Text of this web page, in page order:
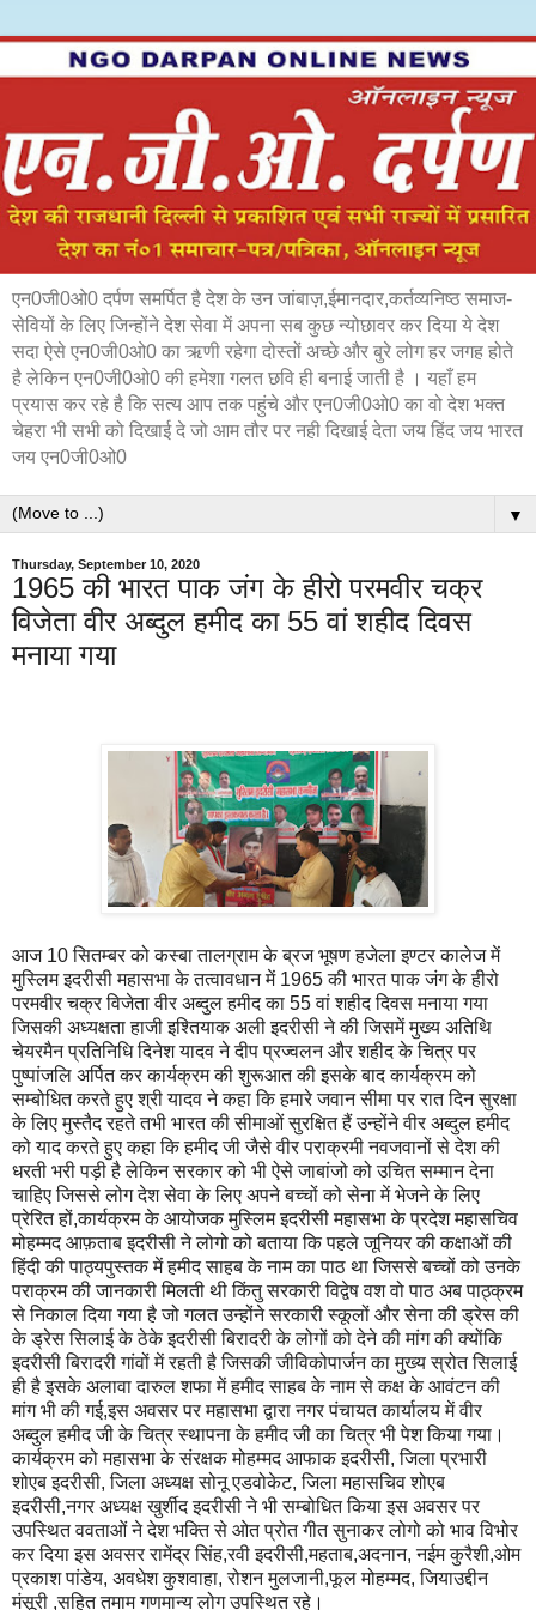
एन0जी0ओ0 दर्पण समर्पित है देश के उन जांबाज़,ईमानदार,कर्तव्यनिष्ठ समाज-
सेवियों के लिए जिन्होंने देश सेवा में अपना सब कुछ न्योछावर कर दिया ये देश
सदा ऐसे एन0जी0ओ0 का ऋणी रहेगा दोस्तों अच्छे और बुरे लोग हर जगह होते
है लेकिन एन0जी0ओ0 की हमेशा गलत छवि ही बनाई जाती है । यहाँ हम
प्रयास कर रहे है कि सत्य आप तक पहुंचे और एन0जी0ओ0 का वो देश भक्त
चेहरा भी सभी को दिखाई दे जो आम तौर पर नही दिखाई देता जय हिंद जय भारत
जय एन0जी0ओ0
▼
Thursday, September 10, 2020
1965 की भारत पाक जंग के हीरो परमवीर चक्र
विजेता वीर अब्दुल हमीद का 55 वां शहीद दिवस
मनाया गया
आज 10 सितम्बर को कस्बा तालग्राम के ब्रज भूषण हजेला इण्टर कालेज में
मुस्लिम इदरीसी महासभा के तत्वावधान में 1965 की भारत पाक जंग के हीरो
परमवीर चक्र विजेता वीर अब्दुल हमीद का 55 वां शहीद दिवस मनाया गया
जिसकी अध्यक्षता हाजी इश्तियाक अली इदरीसी ने की जिसमें मुख्य अतिथि
चेयरमैन प्रतिनिधि दिनेश यादव ने दीप प्रज्वलन और शहीद के चित्र पर
पुष्पांजलि अर्पित कर कार्यक्रम की शुरूआत की इसके बाद कार्यक्रम को
सम्बोधित करते हुए श्री यादव ने कहा कि हमारे जवान सीमा पर रात दिन सुरक्षा
के लिए मुस्तैद रहते तभी भारत की सीमाओं सुरक्षित हैं उन्होंने वीर अब्दुल हमीद
को याद करते हुए कहा कि हमीद जी जैसे वीर पराक्रमी नवजवानों से देश की
धरती भरी पड़ी है लेकिन सरकार को भी ऐसे जाबांजो को उचित सम्मान देना
चाहिए जिससे लोग देश सेवा के लिए अपने बच्चों को सेना में भेजने के लिए
प्रेरित हों,कार्यक्रम के आयोजक मुस्लिम इदरीसी महासभा के प्रदेश महासचिव
मोहम्मद आफ़ताब इदरीसी ने लोगो को बताया कि पहले जूनियर की कक्षाओं की
हिंदी की पाठ्यपुस्तक में हमीद साहब के नाम का पाठ था जिससे बच्चों को उनके
पराक्रम की जानकारी मिलती थी किंतु सरकारी विद्वेष वश वो पाठ अब पाठ्क्रम
से निकाल दिया गया है जो गलत उन्होंने सरकारी स्कूलों और सेना की ड्रेस की
के ड्रेस सिलाई के ठेके इदरीसी बिरादरी के लोगों को देने की मांग की क्योंकि
इदरीसी बिरादरी गांवों में रहती है जिसकी जीविकोपार्जन का मुख्य स्रोत सिलाई
ही है इसके अलावा दारुल शफा में हमीद साहब के नाम से कक्ष के आवंटन की
मांग भी की गई,इस अवसर पर महासभा द्वारा नगर पंचायत कार्यालय में वीर
अब्दुल हमीद जी के चित्र स्थापना के हमीद जी का चित्र भी पेश किया गया।
कार्यक्रम को महासभा के संरक्षक मोहम्मद आफाक इदरीसी, जिला प्रभारी
शोएब इदरीसी, जिला अध्यक्ष सोनू एडवोकेट, जिला महासचिव शोएब
इदरीसी,नगर अध्यक्ष खुर्शीद इदरीसी ने भी सम्बोधित किया इस अवसर पर
उपस्थित ववताओं ने देश भक्ति से ओत प्रोत गीत सुनाकर लोगो को भाव विभोर
कर दिया इस अवसर रामेंद्र सिंह,रवी इदरीसी,महताब,अदनान, नईम कुरैशी,ओम
प्रकाश पांडेय, अवधेश कुशवाहा, रोशन मुलजानी,फूल मोहम्मद, जियाउद्दीन
मंसूरी ,सहित तमाम गणमान्य लोग उपस्थित रहे।